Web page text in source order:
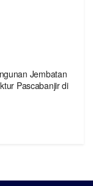
Jembatan
Pascabanjir di